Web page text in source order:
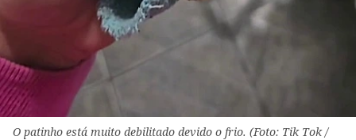
O patinho está muito debilitado devido o frio. (Foto: Tik Tok /